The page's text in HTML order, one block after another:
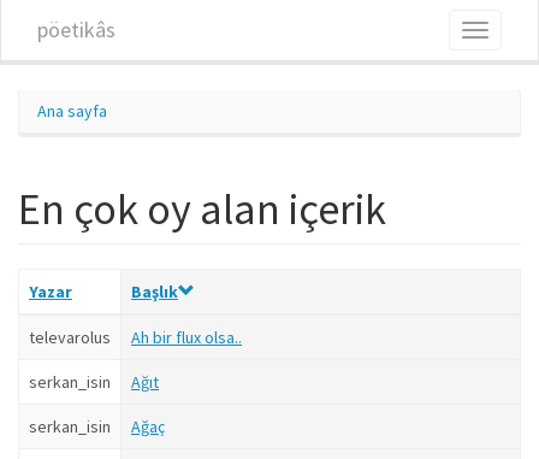
pöetikâs
Toggle
Ana sayfa
En çok oy alan içerik
Yazar Başlık
televarolus Ah bir flux olsa..
serkan_isin Ağıt
serkan_isin Ağaç